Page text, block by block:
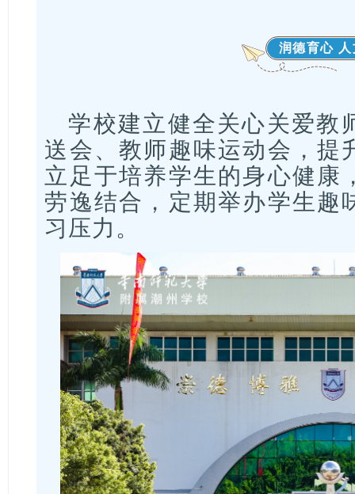
润德育心
学校建立健全关心关爱教
送会、教师趣味运动会，提
立足于培养学生的身心健康
劳逸结合，定期举办学生趣
习压力。